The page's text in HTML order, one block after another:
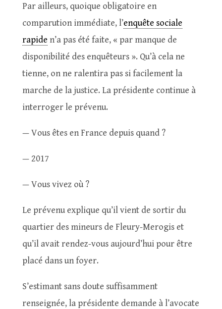
Par ailleurs, quoique obligatoire en
comparution immédiate, l’enquête sociale
rapide n’a pas été faite, « par manque de
disponibilité des enquêteurs ». Qu’à cela ne
tienne, on ne ralentira pas si facilement la
marche de la justice. La présidente continue à
interroger le prévenu.
— Vous êtes en France depuis quand ?
— 2017
— Vous vivez où ?
Le prévenu explique qu’il vient de sortir du
quartier des mineurs de Fleury-Merogis et
qu’il avait rendez-vous aujourd’hui pour être
placé dans un foyer.
S’estimant sans doute suffisamment
renseignée, la présidente demande à l’avocate